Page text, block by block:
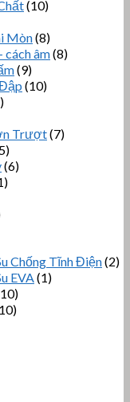
(10)
Mòn(8)
cách âm(8)
(9)
(10)
Trượt(7)
(6)
Chống Tĩnh Điện(2)
EVA(1)